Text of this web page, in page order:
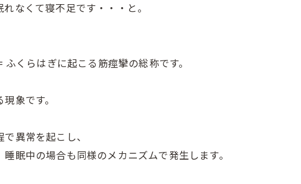
なくて寝不足です・・・と。
くらはぎに起こる筋痙攣の総称です。
象です。
異常を起こし、
眠中の場合も同様のメカニズムで発生します。